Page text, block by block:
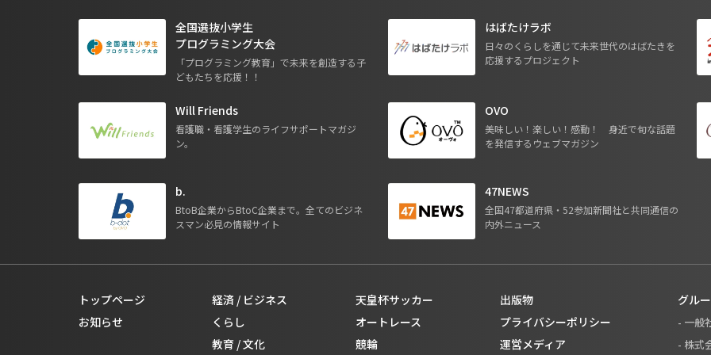
全国選抜小学生
プログラミング大会
「プログラミング教育」で未来を創造する子
どもたちを応援！！
はばたけラボ
日々のくらしを通じて未来世代のはばたきを
応援するプロジェクト
Will Friends
看護職・看護学生のライフサポートマガジ
ン。
OVO
美味しい！楽しい！感動！ 身近で旬な話題
を発信するウェブマガジン
b.
BtoB企業からBtoC企業まで。全てのビジネ
スマン必見の情報サイト
47NEWS
全国47都道府県・52参加新聞社と共同通信の
内外ニュース
トップページ
お知らせ
経済 / ビジネス
くらし
教育 / 文化
天皇杯サッカー
オートレース
競輪
出版物
プライバシーポリシー
運営メディア
グル
- 一般
- 株式